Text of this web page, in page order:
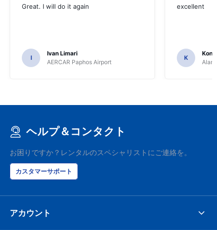
Great. I will do it again
I
Ivan Limari
AERCAR Paphos Airport
excellent
K
ヘルプ＆コンタクト
お困りですか？レンタルのスペシャリストにご連絡を。
カスタマーサポート
アカウント